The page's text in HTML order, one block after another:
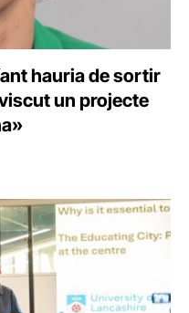
hauria de sortir
un projecte